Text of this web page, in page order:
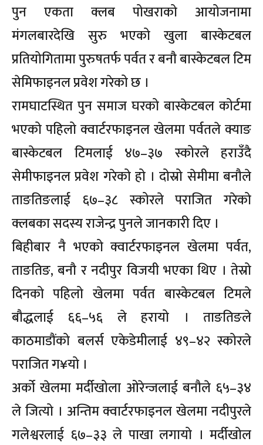
पुन एकता क्लब पोखराको आयोजनामा
मंगलबारदेखि सुरु भएको खुला बास्केटबल
प्रतियोगितामा पुरुषतर्फ पर्वत र बनौ बास्केटबल टिम
सेमिफाइनल प्रवेश गरेको छ ।
रामघाटस्थित पुन समाज घरको बास्केटबल कोर्टमा
भएको पहिलो क्वार्टरफाइनल खेलमा पर्वतले क्याङ
बास्केटबल टिमलाई ४७–३७ स्कोरले हराउँदै
सेमीफाइनल प्रवेश गरेको हो । दोस्रो सेमीमा बनौले
ताङतिङलाई ६७–३८ स्कोरले पराजित गरेको
क्लबका सदस्य राजेन्द्र पुनले जानकारी दिए ।
बिहीबार नै भएको क्वार्टरफाइनल खेलमा पर्वत,
ताङतिङ, बनौ र नदीपुर विजयी भएका थिए । तेस्रो
दिनको पहिलो खेलमा पर्वत बास्केटबल टिमले
बौद्धलाई ६६–५६ ले हरायो । ताङतिङले
काठमाडौंको बलर्स एकेडेमीलाई ४९–४२ स्कोरले
पराजित ग¥यो ।
अर्को खेलमा मर्दीखोला ओरेन्जलाई बनौले ६५–३४
ले जित्यो । अन्तिम क्वार्टरफाइनल खेलमा नदीपुरले
गलेश्वरलाई ६७–३३ ले पाखा लगायो । मर्दीखोल